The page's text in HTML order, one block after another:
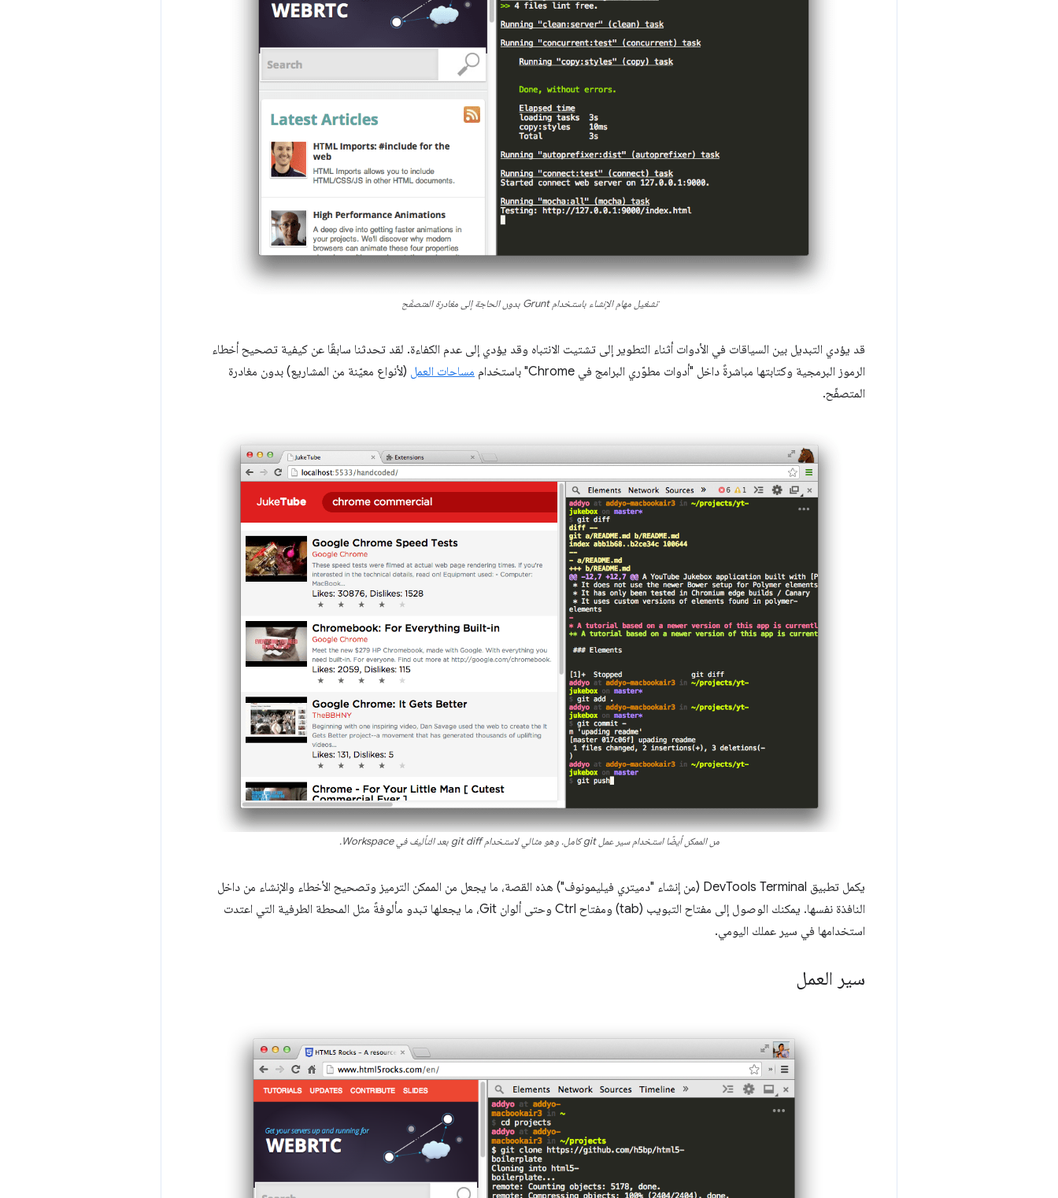
تشغيل مهام الإنشاء باستخدام Grunt بدون الحاجة إلى مغادرة المتصفّح
قد يؤدي التبديل بين السياقات في الأدوات أثناء التطوير إلى تشتيت الانتباه وقد يؤدي إلى عدم الكفاءة. لقد تحدثنا سابقًا عن كيفية تصحيح أخطاء
الرموز البرمجية وكتابتها مباشرةً داخل "أدوات مطوّري البرامج في Chrome" باستخدام
مساحات العمل (لأنواع معيّنة من المشاريع) بدون مغادرة
المتصفّح.
من الممكن أيضًا استخدام سير عمل git كامل. وهو مثالي لاستخدام git diff بعد التأليف في Workspace.
يكمل تطبيق DevTools Terminal (من إنشاء "دميتري فيليمونوف") هذه القصة، ما يجعل من الممكن الترميز وتصحيح الأخطاء والإنشاء من داخل
النافذة نفسها. يمكنك الوصول إلى مفتاح التبويب (tab) ومفتاح Ctrl وحتى ألوان Git، ما يجعلها تبدو مألوفةً مثل المحطة الطرفية التي اعتدت
استخدامها في سير عملك اليومي.
سير العمل